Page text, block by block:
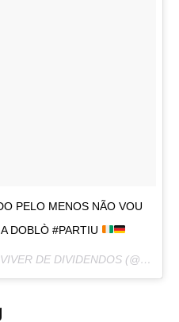
PELO MENOS NÃO VOU
DOBLÒ #PARTIU
UMA FOTO PUBLICADA POR VIVER DE DIVIDENDOS (@VIVERDEDIVIDENDOS) EM